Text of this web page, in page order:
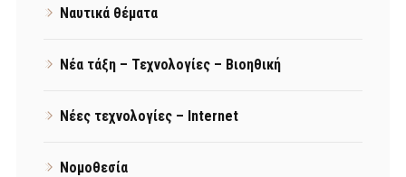
Ναυτικά θέματα
Νέα τάξη – Τεχνολογίες – Βιοηθική
Νέες τεχνολογίες – Internet
Νομοθεσία